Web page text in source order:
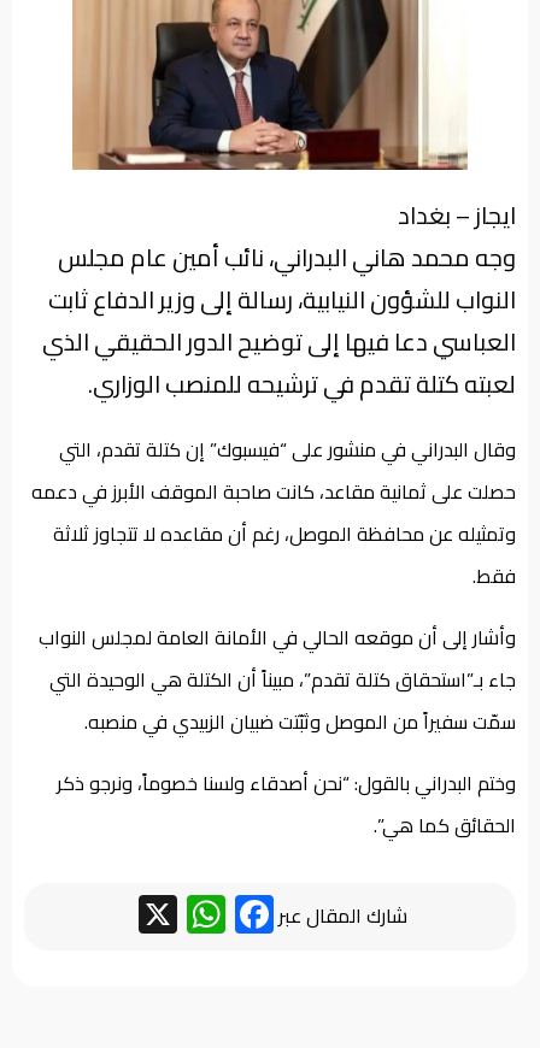
ايجاز – بغداد
وجه محمد هاني البدراني، نائب أمين عام مجلس
النواب للشؤون النيابية، رسالة إلى وزير الدفاع ثابت
العباسي دعا فيها إلى توضيح الدور الحقيقي الذي
لعبته كتلة تقدم في ترشيحه للمنصب الوزاري.
وقال البدراني في منشور على “فيسبوك” إن كتلة تقدم، التي
حصلت على ثمانية مقاعد، كانت صاحبة الموقف الأبرز في دعمه
وتمثيله عن محافظة الموصل، رغم أن مقاعده لا تتجاوز ثلاثة
فقط.
وأشار إلى أن موقعه الحالي في الأمانة العامة لمجلس النواب
جاء بـ”استحقاق كتلة تقدم”، مبيناً أن الكتلة هي الوحيدة التي
سمّت سفيراً من الموصل وثبّتت ضبيان الزبيدي في منصبه.
وختم البدراني بالقول: “نحن أصدقاء ولسنا خصوماً، ونرجو ذكر
الحقائق كما هي”.
شارك المقال عبر Facebook
WhatsApp